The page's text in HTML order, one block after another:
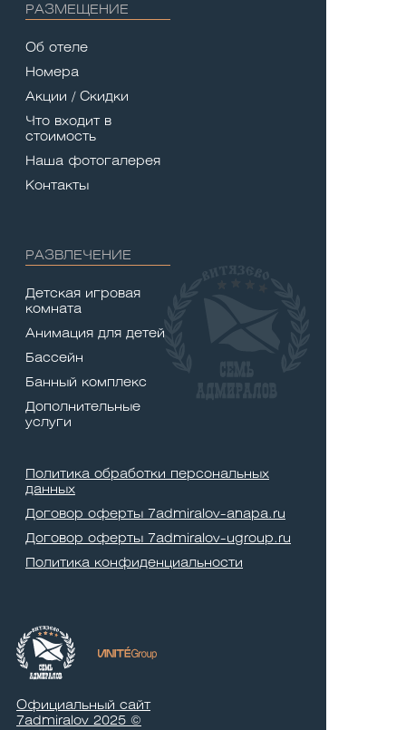
Официальный сайт
7admiralov 2025 ©
РАЗМЕЩЕНИЕ
Об отеле
Номера
Акции / Скидки
Что входит в
стоимость
Наша фотогалерея
Контакты
РАЗВЛЕЧЕНИЕ
Детская игровая
комната
Анимация для детей
Бассейн
Банный комплекс
Дополнительные
услуги
Политика обработки персональных
данных
Договор оферты 7admiralov-anapa.ru
Договор оферты 7admiralov-ugroup.ru
Политика конфиденциальности